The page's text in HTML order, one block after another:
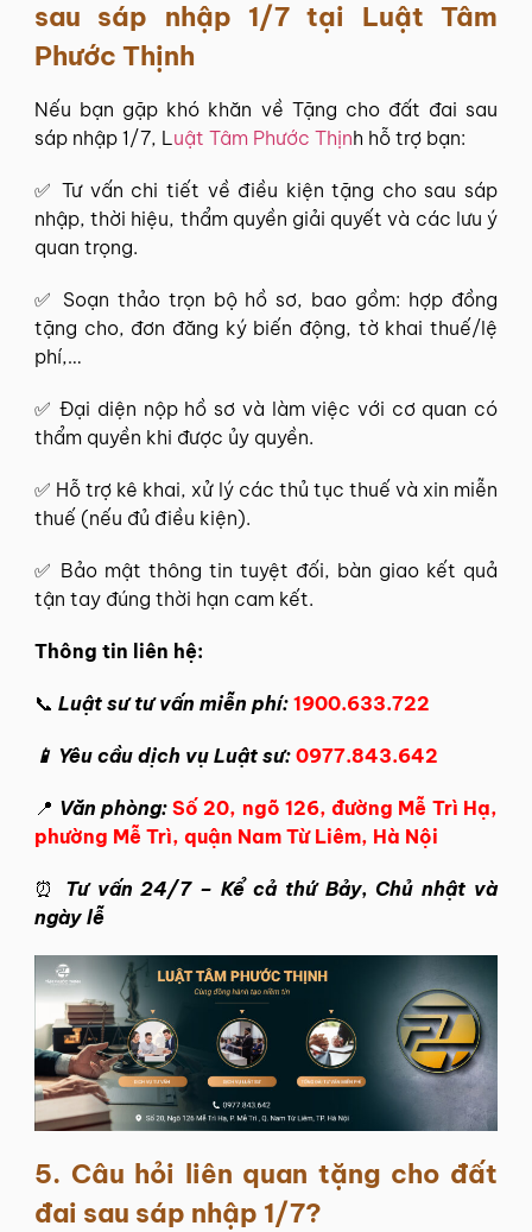
sau sáp nhập 1/7 tại Luật Tâm
Phước Thịnh
Nếu bạn gặp khó khăn về Tặng cho đất đai sau
sáp nhập 1/7, Luật Tâm Phước Thịnh hỗ trợ bạn:
✅ Tư vấn chi tiết về điều kiện tặng cho sau sáp
nhập, thời hiệu, thẩm quyền giải quyết và các lưu ý
quan trọng.
✅ Soạn thảo trọn bộ hồ sơ, bao gồm: hợp đồng
tặng cho, đơn đăng ký biến động, tờ khai thuế/lệ
phí,…
✅ Đại diện nộp hồ sơ và làm việc với cơ quan có
thẩm quyền khi được ủy quyền.
✅ Hỗ trợ kê khai, xử lý các thủ tục thuế và xin miễn
thuế (nếu đủ điều kiện).
✅ Bảo mật thông tin tuyệt đối, bàn giao kết quả
tận tay đúng thời hạn cam kết.
Thông tin liên hệ:
📞 Luật sư tư vấn miễn phí: 1900.633.722
📱 Yêu cầu dịch vụ Luật sư: 0977.843.642
📍 Văn phòng: Số 20, ngõ 126, đường Mễ Trì Hạ,
phường Mễ Trì, quận Nam Từ Liêm, Hà Nội
⏰ Tư vấn 24/7 – Kể cả thứ Bảy, Chủ nhật và
ngày lễ
5. Câu hỏi liên quan tặng cho đất
đai sau sáp nhập 1/7?